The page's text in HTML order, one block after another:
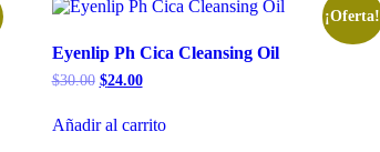
¡Oferta!
Eyenlip Ph Cica Cleansing Oil
$30.00 El
original
era:
$24.00El
actual
es:
Añadir al carrito